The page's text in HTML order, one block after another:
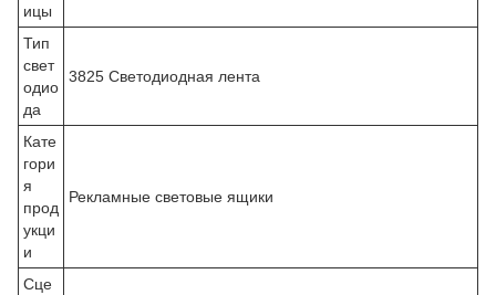
ицы
Тип
свет
одио
да
3825 Светодиодная лента
Кате
гори
я
прод
укци
и
Рекламные световые ящики
Сце